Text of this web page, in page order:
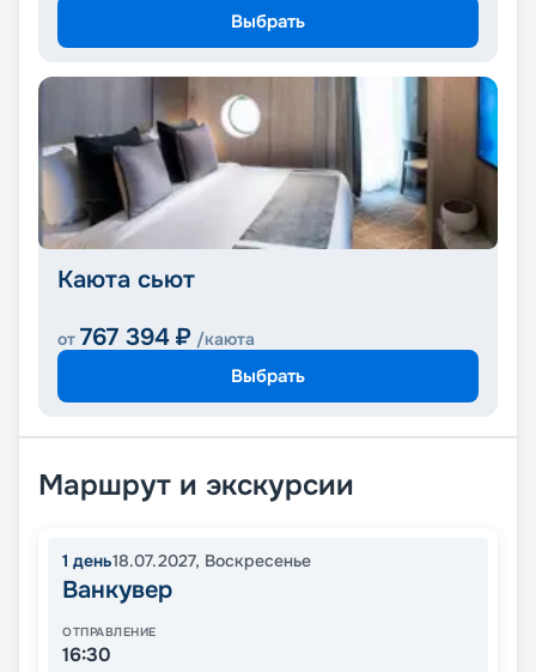
Выбрать
Каюта сьют
от 767 394 ₽ /каюта
Выбрать
Маршрут и экскурсии
1 день18.07.2027, Воскресенье
Ванкувер
ОТПРАВЛЕНИЕ
16:30